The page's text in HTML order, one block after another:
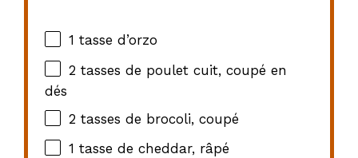
1 tasse d’orzo
2 tasses de poulet cuit, coupé en
dés
2 tasses de brocoli, coupé
1 tasse de cheddar, râpé